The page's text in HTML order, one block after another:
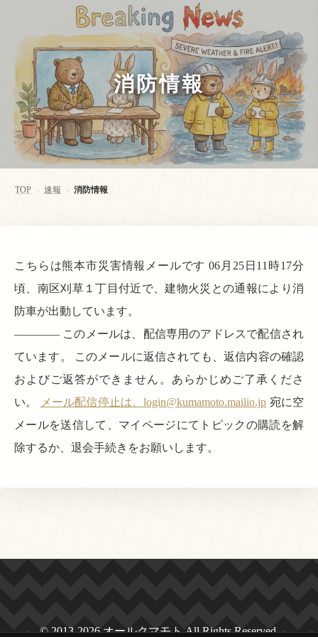
消防情報
TOP > 速報 > 消防情報
こちらは熊本市災害情報メールです 06月25日11時17分
頃、南区刈草１丁目付近で、建物火災との通報により消
防車が出動しています。
———— このメールは、配信専用のアドレスで配信され
ています。 このメールに返信されても、返信内容の確認
およびご返答ができません。あらかじめご了承くださ
い。
メール配信停止は、login@kumamoto.mailio.jp 宛に空
メールを送信して、マイページにてトピックの購読を解
除するか、退会手続きをお願いします。
© 2013-2026 オールクマモト All Rights Reserved.